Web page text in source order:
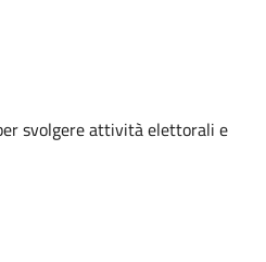
svolgere attività elettorali e